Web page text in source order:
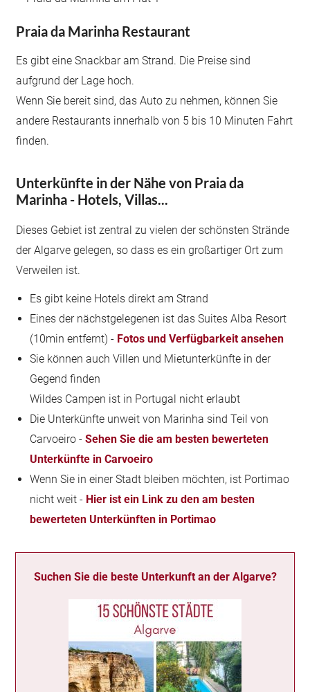
Praia da Marinha Restaurant
Es gibt eine Snackbar am Strand. Die Preise sind
aufgrund der Lage hoch.
Wenn Sie bereit sind, das Auto zu nehmen, können Sie
andere Restaurants innerhalb von 5 bis 10 Minuten Fahrt
finden.
Unterkünfte in der Nähe von Praia da
Marinha - Hotels, Villas...
Dieses Gebiet ist zentral zu vielen der schönsten Strände
der Algarve gelegen, so dass es ein großartiger Ort zum
Verweilen ist.
Es gibt keine Hotels direkt am Strand
Eines der nächstgelegenen ist das Suites Alba Resort
(10min entfernt) - Fotos und Verfügbarkeit ansehen
Sie können auch Villen und Mietunterkünfte in der
Gegend finden
Wildes Campen ist in Portugal nicht erlaubt
Die Unterkünfte unweit von Marinha sind Teil von
Carvoeiro -Sehen Sie die am besten bewerteten
Unterkünfte in Carvoeiro
Wenn Sie in einer Stadt bleiben möchten, ist Portimao
nicht weit - Hier ist ein Link zu den am besten
bewerteten Unterkünften in Portimao
Suchen Sie die beste Unterkunft an der Algarve?